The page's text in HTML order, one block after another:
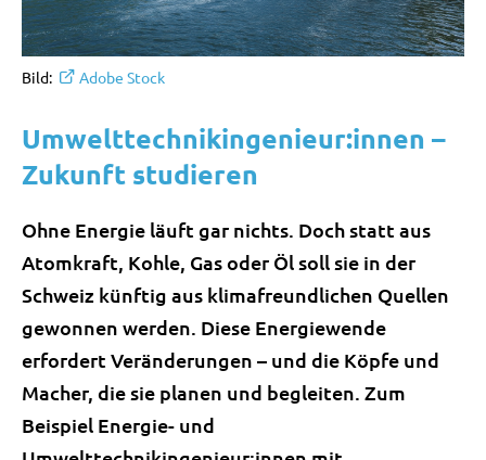
Bild: Adobe Stock
Umwelttechnikingenieur:innen –
Zukunft studieren
Ohne Energie läuft gar nichts. Doch statt aus
Atomkraft, Kohle, Gas oder Öl soll sie in der
Schweiz künftig aus klimafreundlichen Quellen
gewonnen werden. Diese Energiewende
erfordert Veränderungen – und die Köpfe und
Macher, die sie planen und begleiten. Zum
Beispiel Energie- und